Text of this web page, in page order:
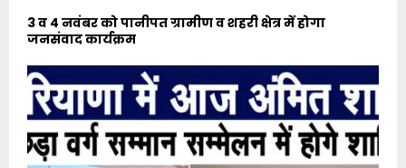
3 व 4 नवंबर को पानीपत ग्रामीण व शहरी क्षेत्र में होगा
जनसंवाद कार्यक्रम